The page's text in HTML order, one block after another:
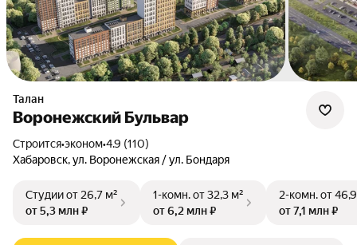
Талан
Воронежский Бульвар
Строится•эконом•4.9 (110)
Хабаровск, ул. Воронежская / ул. Бондаря
Студииот 26,7 м²
от 5,3 млн ₽
1-комн.от 32,3 м²
от 6,2 млн ₽
2-комн.от
от 7,1 млн ₽